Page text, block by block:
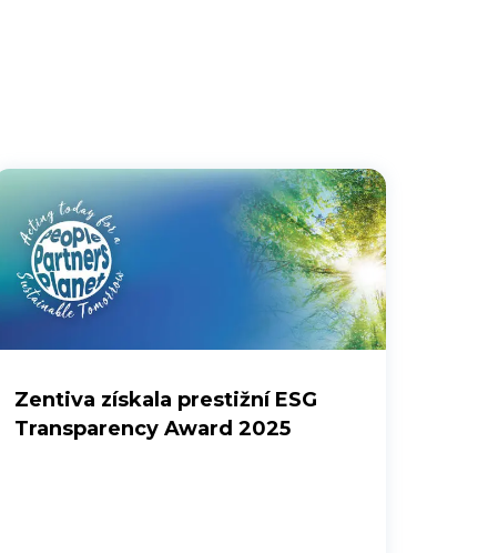
Zentiva získala prestižní ESG
Transparency Award 2025